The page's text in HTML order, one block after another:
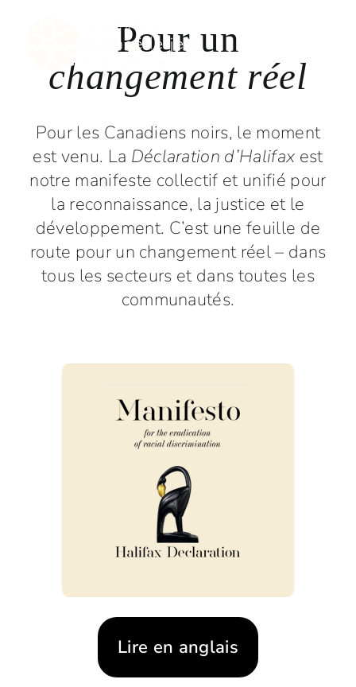
Pour un
changement réel
Pour les Canadiens noirs, le moment
est venu. La Déclaration d’Halifax est
notre manifeste collectif et unifié pour
la reconnaissance, la justice et le
développement. C’est une feuille de
route pour un changement réel – dans
tous les secteurs et dans toutes les
communautés.
Lire en anglais